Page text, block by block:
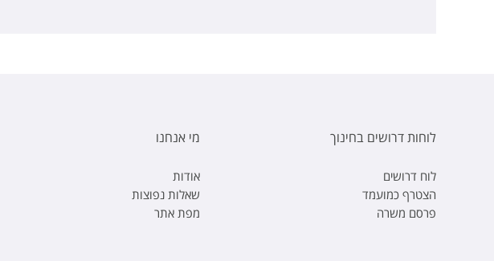
לוחות דרושים בחינוך
לוח דרושים
הצטרף כמועמד
פרסם משרה
מי אנחנו
אודות
שאלות נפוצות
מפת אתר